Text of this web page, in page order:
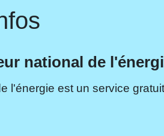
national de
l'énergie est un service